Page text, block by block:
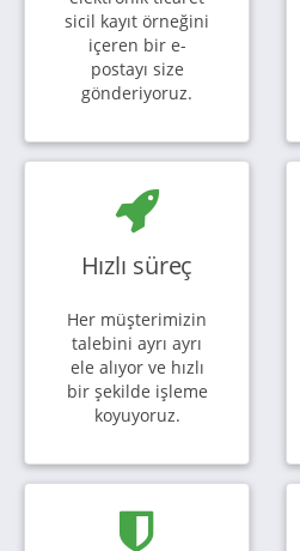
sicil kayıt örneğini
içeren bir e-
postayı size
gönderiyoruz.
Hızlı süreç
Her müşterimizin
talebini ayrı ayrı
ele alıyor ve hızlı
bir şekilde işleme
koyuyoruz.